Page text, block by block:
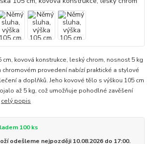
cm, kovová konstrukce, leský chrom, nosnost 5 kg
chromovém provedení nabízí praktické a stylové
a doplňků. Jeho kovové tělo s výškou 105 cm
až 5 kg, což umožňuje pohodlné zavěšení
celý popis
100 ks
odešleme nejpozději 10.08.2026 do 17:00.